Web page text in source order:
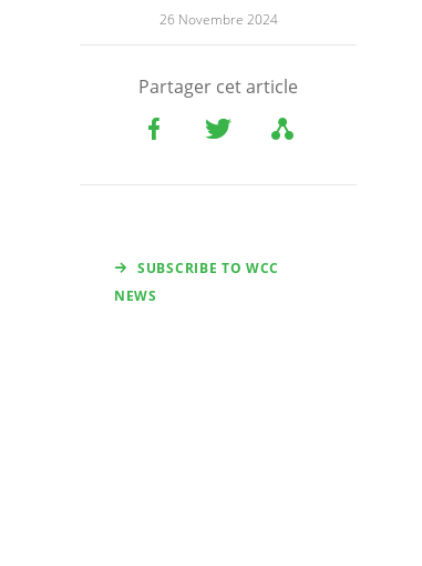
26 Novembre 2024
Partager cet article
SUBSCRIBE TO WCC
NEWS